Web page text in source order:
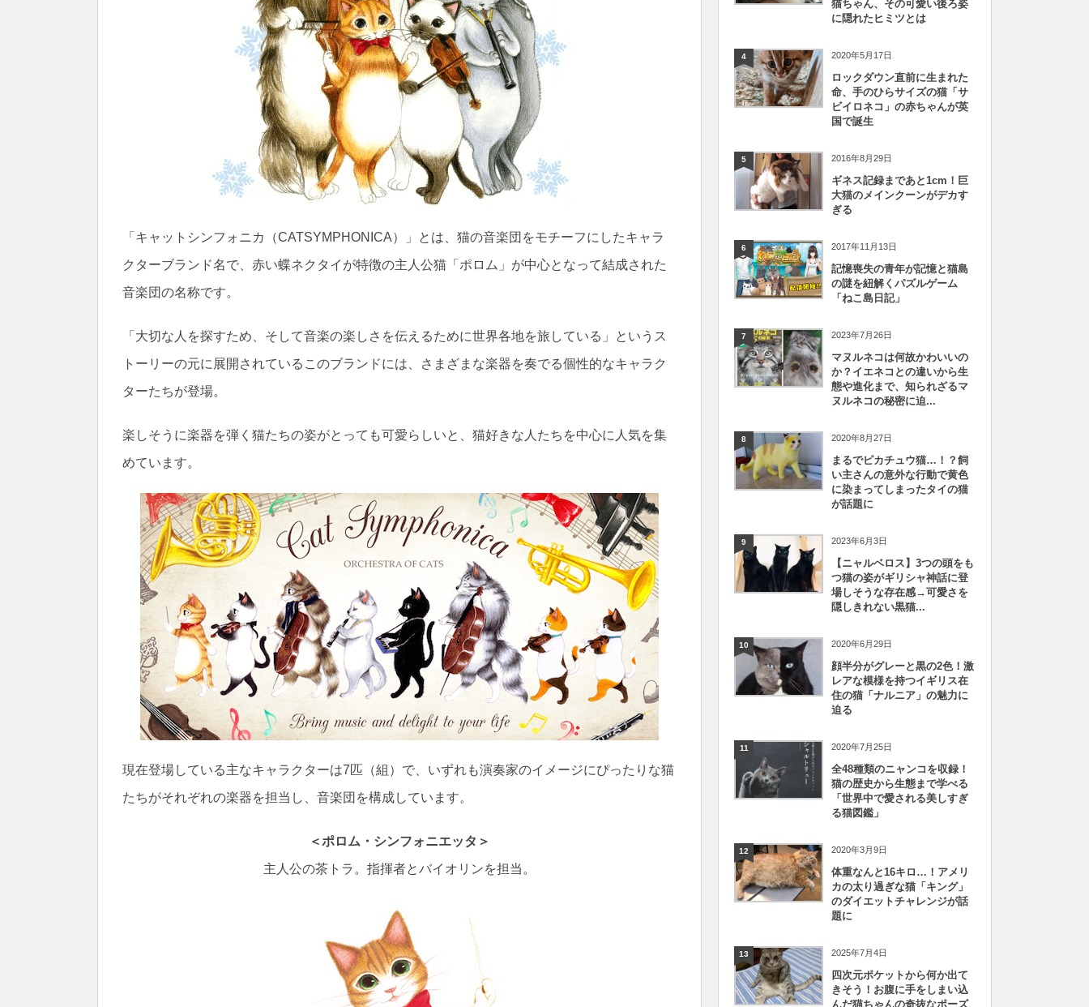
「キャットシンフォニカ（CATSYMPHONICA）」とは、猫の音楽団をモチーフにしたキャラ
クターブランド名で、赤い蝶ネクタイが特徴の主人公猫「ポロム」が中心となって結成された
音楽団の名称です。
「大切な人を探すため、そして音楽の楽しさを伝えるために世界各地を旅している」というス
トーリーの元に展開されているこのブランドには、さまざまな楽器を奏でる個性的なキャラク
ターたちが登場。
楽しそうに楽器を弾く猫たちの姿がとっても可愛らしいと、猫好きな人たちを中心に人気を集
めています。
現在登場している主なキャラクターは7匹（組）で、いずれも演奏家のイメージにぴったりな猫
たちがそれぞれの楽器を担当し、音楽団を構成しています。
＜ポロム・シンフォニエッタ＞
主人公の茶トラ。指揮者とバイオリンを担当。
猫ちゃん、その可愛い後ろ姿
に隠れたヒミツとは
4 2020年5月17日
ロックダウン直前に生まれた
命、手のひらサイズの猫「サ
ビイロネコ」の赤ちゃんが英
国で誕生
5 2016年8月29日
ギネス記録まであと1cm！巨
大猫のメインクーンがデカす
ぎる
6 2017年11月13日
記憶喪失の青年が記憶と猫島
の謎を紐解くパズルゲーム
「ねこ島日記」
7 2023年7月26日
マヌルネコは何故かわいいの
か？イエネコとの違いから生
態や進化まで、知られざるマ
ヌルネコの秘密に迫...
8 2020年8月27日
まるでピカチュウ猫…！？飼
い主さんの意外な行動で黄色
に染まってしまったタイの猫
が話題に
9 2023年6月3日
【ニャルベロス】3つの頭をも
つ猫の姿がギリシャ神話に登
場しそうな存在感→可愛さを
隠しきれない黒猫...
10 2020年6月29日
顔半分がグレーと黒の2色！激
レアな模様を持つイギリス在
住の猫「ナルニア」の魅力に
迫る
11 2020年7月25日
全48種類のニャンコを収録！
猫の歴史から生態まで学べる
「世界中で愛される美しすぎ
る猫図鑑」
12 2020年3月9日
体重なんと16キロ…！アメリ
カの太り過ぎな猫「キング」
のダイエットチャレンジが話
題に
13 2025年7月4日
四次元ポケットから何か出て
きそう！お腹に手をしまい込
んだ猫ちゃんの奇抜なポーズ